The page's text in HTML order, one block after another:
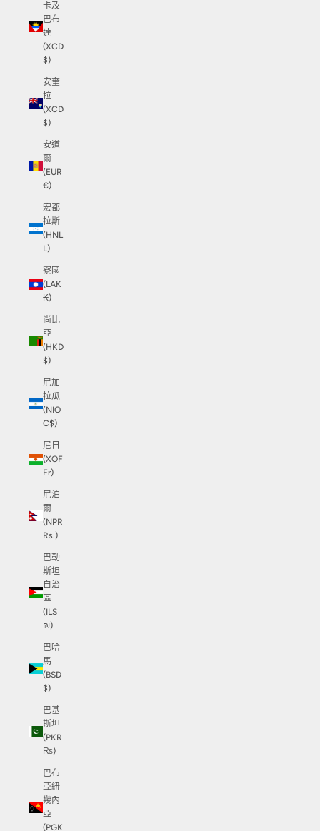
卡及
巴布
達
(XCD
$)
安奎
拉
(XCD
$)
安道
爾
(EUR
€)
宏都
拉斯
(HNL
L)
寮國
(LAK
₭)
尚比
亞
(HKD
$)
尼加
拉瓜
(NIO
C$)
尼日
(XOF
Fr)
尼泊
爾
(NPR
Rs.)
巴勒
斯坦
自治
區
(ILS
₪)
巴哈
馬
(BSD
$)
巴基
斯坦
(PKR
₨)
巴布
亞紐
幾內
亞
(PGK